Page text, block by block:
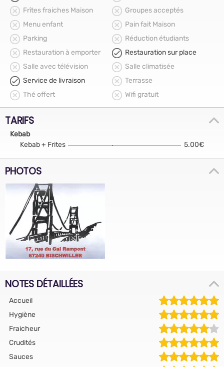
Frîtes fraiches Maison
Groupes acceptés
Menu enfant
Pain fait Maison
Parking
Réduction étudiants
Restauration à emporter
Restauration sur place
Salle avec télévision
Salle climatisée
Service de livraison
Terrasse
Thé offert
Wifi gratuit
TARIFS
Kebab
Kebab + Frites
5.00€
PHOTOS
NOTES DÉTAILLÉES
Accueil
Hygiène
Fraicheur
Crudités
Sauces